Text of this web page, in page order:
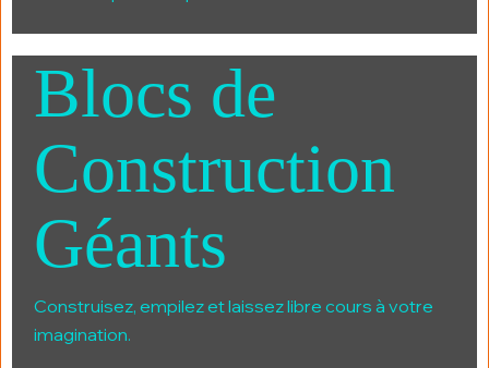
Blocs de
Construction
Géants
Construisez, empilez et laissez libre cours à votre
imagination.